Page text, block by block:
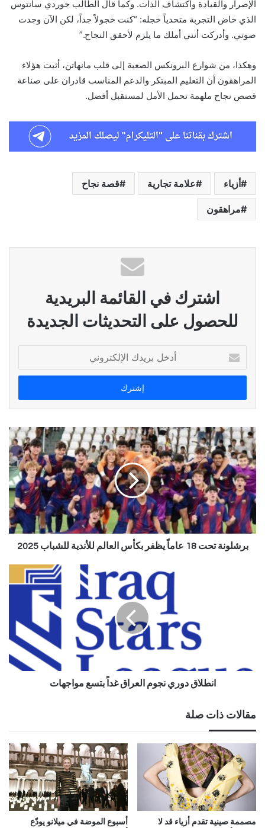
الإصرار والقيادة واكتشاف الذات. وكما قال الطالب جوردي سانتوس
الذي خاض التجربة متحدياً خجله: “كنت خجولاً جداً، لكن الآن وجدت
صوتي. وأدركت أنني أملك ما يلزم لأحقق النجاح.”
وهكذا، من شوارع البرونكس الصعبة إلى قلب مانهاتن، أثبت هؤلاء
المراهقون أن التعليم المبتكر والدعم المناسب قادران على صناعة
قصص نجاح ملهمة تحمل الأمل لمستقبل أفضل.
أزياء علامة تجارية قصة نجاح
مراهقون
اشترك في القائمة البريدية
للحصول على التحديثات الجديدة
بريدك
الإلكتروني
برشلونة تحت 18 عاماً يظفر بكأس العالم للأندية للشباب 2025
انطلاق دوري نجوم العراق غداً بتسع مواجهات
مقالات ذات صلة
مصممة صينية تقدم أزياء قد لا
أسبوع الموضة في ميلانو يودّع